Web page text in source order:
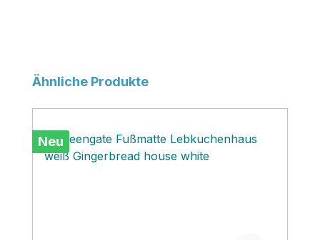
Produktgalerie überspringen
Ähnliche Produkte
Neu